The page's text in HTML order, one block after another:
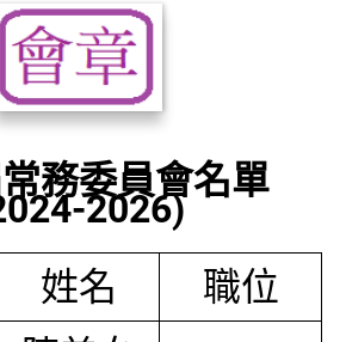
務委員會名單
2026)
姓名
職位